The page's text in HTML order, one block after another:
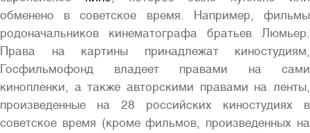
обменено в советское время. Например, фильмы
родоначальников кинематографа братьев Люмьер.
Права на картины принадлежат киностудиям,
Госфильмофонд владеет правами на сами
кинопленки, а также авторскими правами на ленты,
произведенные на 28 российских киностудиях в
советское время (кроме фильмов, произведенных на